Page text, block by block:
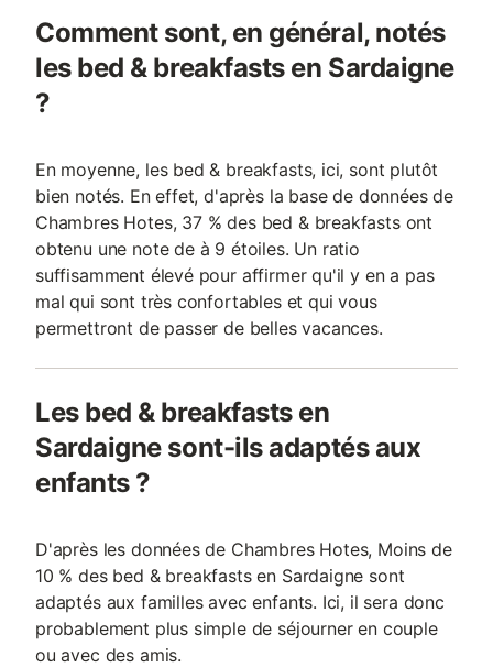
Comment sont, en général, notés
les bed & breakfasts en Sardaigne
?
En moyenne, les bed & breakfasts, ici, sont plutôt
bien notés. En effet, d'après la base de données de
Chambres Hotes, 37 % des bed & breakfasts ont
obtenu une note de à 9 étoiles. Un ratio
suffisamment élevé pour affirmer qu'il y en a pas
mal qui sont très confortables et qui vous
permettront de passer de belles vacances.
Les bed & breakfasts en
Sardaigne sont-ils adaptés aux
enfants ?
D'après les données de Chambres Hotes, Moins de
10 % des bed & breakfasts en Sardaigne sont
adaptés aux familles avec enfants. Ici, il sera donc
probablement plus simple de séjourner en couple
ou avec des amis.